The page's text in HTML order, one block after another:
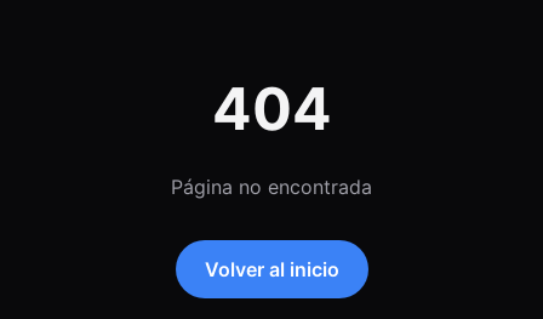
404
Página no encontrada
Volver al inicio